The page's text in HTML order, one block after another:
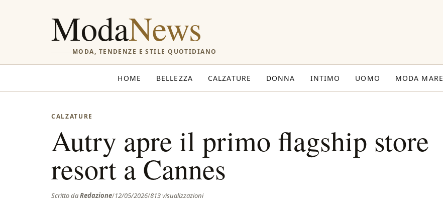
ModaNews
MODA, TENDENZE E STILE QUOTIDIANO
HOME BELLEZZA CALZATURE DONNA INTIMO UOMO MODA MARE
CALZATURE
Autry apre il primo flagship store
resort a Cannes
Scritto daRedazione/12/05/2026/813 visualizzazioni